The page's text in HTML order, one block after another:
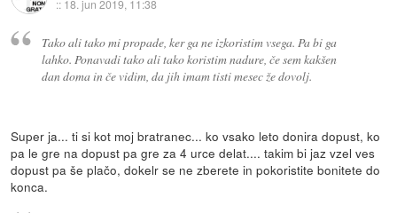
:: 18. jun 2019, 11:38
Tako ali tako mi propade, ker ga ne izkoristim vsega. Pa bi ga
lahko. Ponavadi tako ali tako koristim nadure, če sem kakšen
dan doma in če vidim, da jih imam tisti mesec že dovolj.
Super ja... ti si kot moj bratranec... ko vsako leto donira dopust, ko
pa le gre na dopust pa gre za 4 urce delat.... takim bi jaz vzel ves
dopust pa še plačo, dokelr se ne zberete in pokoristite bonitete do
konca.